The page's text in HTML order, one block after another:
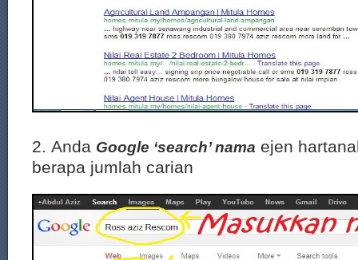
2. Anda Google ‘search’ nama ejen
berapa jumlah carian